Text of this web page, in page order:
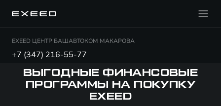
EXEED ЦЕНТР БАШАВТОКОМ МАКАРОВА
+7 (347) 216-55-77
ВЫГОДНЫЕ ФИНАНСОВЫЕ
ПРОГРАММЫ НА ПОКУПКУ
EXEED